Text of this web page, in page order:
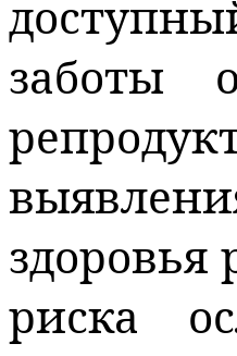
заботы
риска